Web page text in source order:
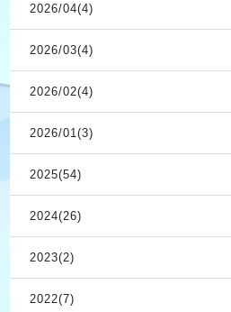
2026/04(4)
2026/03(4)
2026/02(4)
2026/01(3)
2025(54)
2024(26)
2023(2)
2022(7)